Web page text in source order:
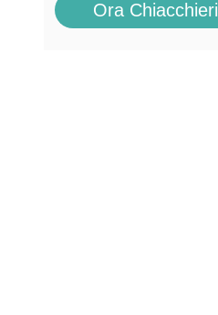
Ora Chiacchieri